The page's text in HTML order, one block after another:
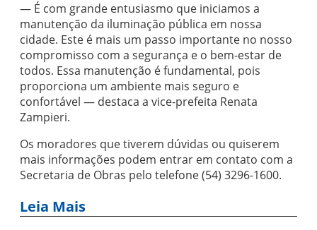
— É com grande entusiasmo que iniciamos a
manutenção da iluminação pública em nossa
cidade. Este é mais um passo importante no nosso
compromisso com a segurança e o bem-estar de
todos. Essa manutenção é fundamental, pois
proporciona um ambiente mais seguro e
confortável — destaca a vice-prefeita Renata
Zampieri.
Os moradores que tiverem dúvidas ou quiserem
mais informações podem entrar em contato com a
Secretaria de Obras pelo telefone (54) 3296-1600.
Leia Mais